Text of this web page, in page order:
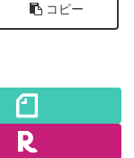
コピー